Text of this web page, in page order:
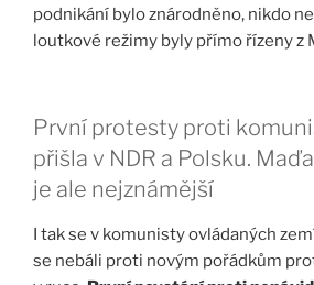
podnikání bylo znárodněno, nikdo
loutkové režimy byly přímo řízeny z
První protesty proti
přišla v NDR a Polsku.
je ale nejznámější
I tak se v komunisty ovládaných
se nebáli proti novým pořádkům